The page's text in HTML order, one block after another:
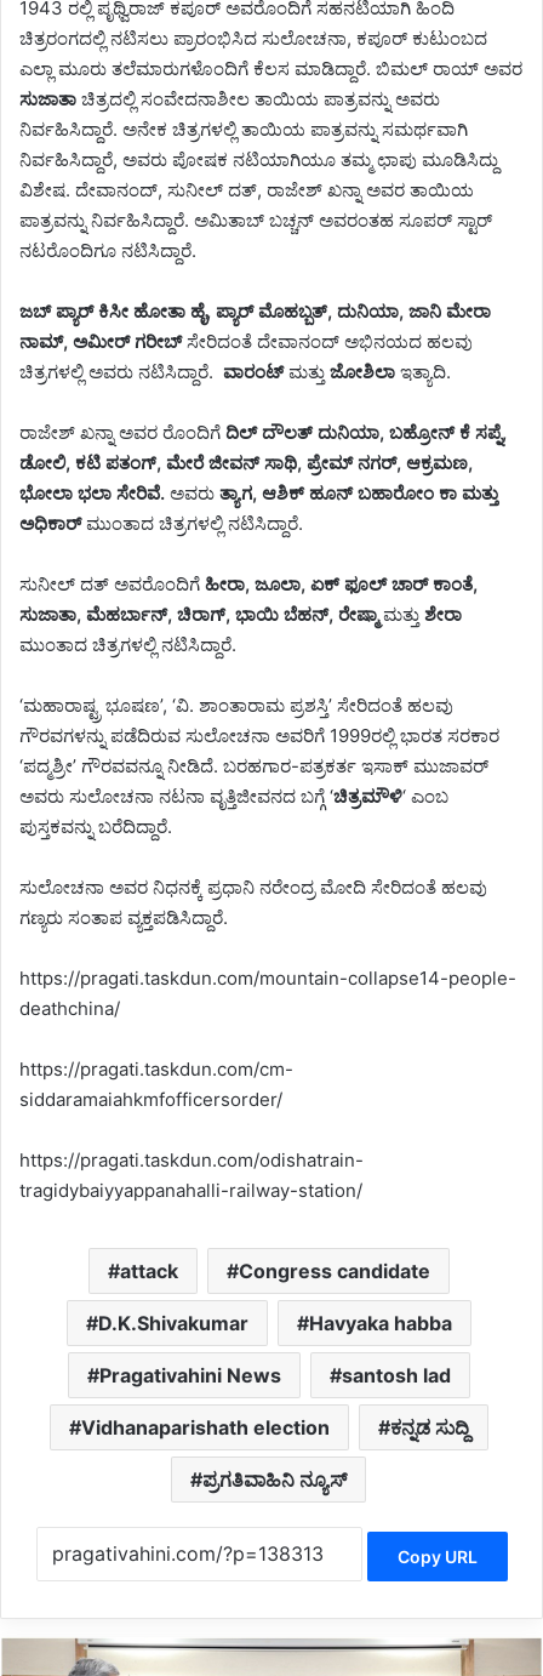
1943 ರಲ್ಲಿ ಪೃಥ್ವಿರಾಜ್ ಕಪೂರ್ ಅವರೊಂದಿಗೆ ಸಹನಟಿಯಾಗಿ ಹಿಂದಿ
ಚಿತ್ರರಂಗದಲ್ಲಿ ನಟಿಸಲು ಪ್ರಾರಂಭಿಸಿದ ಸುಲೋಚನಾ, ಕಪೂರ್ ಕುಟುಂಬದ
ಎಲ್ಲಾ ಮೂರು ತಲೆಮಾರುಗಳೊಂದಿಗೆ ಕೆಲಸ ಮಾಡಿದ್ದಾರೆ. ಬಿಮಲ್ ರಾಯ್ ಅವರ
ಸುಜಾತಾ ಚಿತ್ರದಲ್ಲಿ ಸಂವೇದನಾಶೀಲ ತಾಯಿಯ ಪಾತ್ರವನ್ನು ಅವರು
ನಿರ್ವಹಿಸಿದ್ದಾರೆ. ಅನೇಕ ಚಿತ್ರಗಳಲ್ಲಿ ತಾಯಿಯ ಪಾತ್ರವನ್ನು ಸಮರ್ಥವಾಗಿ
ನಿರ್ವಹಿಸಿದ್ದಾರೆ, ಅವರು ಪೋಷಕ ನಟಿಯಾಗಿಯೂ ತಮ್ಮ ಛಾಪು ಮೂಡಿಸಿದ್ದು
ವಿಶೇಷ. ದೇವಾನಂದ್, ಸುನೀಲ್ ದತ್, ರಾಜೇಶ್ ಖನ್ನಾ ಅವರ ತಾಯಿಯ
ಪಾತ್ರವನ್ನು ನಿರ್ವಹಿಸಿದ್ದಾರೆ. ಅಮಿತಾಬ್ ಬಚ್ಚನ್ ಅವರಂತಹ ಸೂಪರ್ ಸ್ಟಾರ್
ನಟರೊಂದಿಗೂ ನಟಿಸಿದ್ದಾರೆ.
ಜಬ್ ಪ್ಯಾರ್ ಕಿಸೀ ಹೋತಾ ಹೈ, ಪ್ಯಾರ್ ಮೊಹಬ್ಬತ್, ದುನಿಯಾ, ಜಾನಿ ಮೇರಾ
ನಾಮ್, ಅಮೀರ್ ಗರೀಬ್ಸೇರಿದಂತೆ ದೇವಾನಂದ್ ಅಭಿನಯದ ಹಲವು
ಚಿತ್ರಗಳಲ್ಲಿ ಅವರು ನಟಿಸಿದ್ದಾರೆ. ವಾರಂಟ್ಮತ್ತು ಜೋಶಿಲಾ ಇತ್ಯಾದಿ.
ರಾಜೇಶ್ ಖನ್ನಾ ಅವರ ರೊಂದಿಗೆ ದಿಲ್ ದೌಲತ್ ದುನಿಯಾ, ಬಹ್ರೋನ್ ಕೆ ಸಪ್ನೆ,
ಡೋಲಿ, ಕಟಿ ಪತಂಗ್, ಮೇರೆ ಜೀವನ್ ಸಾಥಿ, ಪ್ರೇಮ್ ನಗರ್, ಆಕ್ರಮಣ,
ಭೋಲಾ ಭಲಾ ಸೇರಿವೆ. ಅವರು ತ್ಯಾಗ, ಆಶಿಕ್ ಹೂನ್ ಬಹಾರೋಂ ಕಾ ಮತ್ತು
ಅಧಿಕಾರ್ಮುಂತಾದ ಚಿತ್ರಗಳಲ್ಲಿ ನಟಿಸಿದ್ದಾರೆ.
ಸುನೀಲ್ ದತ್ ಅವರೊಂದಿಗೆ ಹೀರಾ, ಜೂಲಾ, ಏಕ್ ಫೂಲ್ ಚಾರ್ ಕಾಂತೆ,
ಸುಜಾತಾ, ಮೆಹರ್ಬಾನ್, ಚಿರಾಗ್, ಭಾಯಿ ಬೆಹನ್, ರೇಷ್ಮಾಮತ್ತು ಶೇರಾ
ಮುಂತಾದ ಚಿತ್ರಗಳಲ್ಲಿ ನಟಿಸಿದ್ದಾರೆ.
‘ಮಹಾರಾಷ್ಟ್ರ ಭೂಷಣ’, ‘ವಿ. ಶಾಂತಾರಾಮ ಪ್ರಶಸ್ತಿ’ ಸೇರಿದಂತೆ ಹಲವು
ಗೌರವಗಳನ್ನು ಪಡೆದಿರುವ ಸುಲೋಚನಾ ಅವರಿಗೆ 1999ರಲ್ಲಿ ಭಾರತ ಸರಕಾರ
‘ಪದ್ಮಶ್ರೀ’ ಗೌರವವನ್ನೂ ನೀಡಿದೆ. ಬರಹಗಾರ-ಪತ್ರಕರ್ತ ಇಸಾಕ್ ಮುಜಾವರ್
ಅವರು ಸುಲೋಚನಾ ನಟನಾ ವೃತ್ತಿಜೀವನದ ಬಗ್ಗೆ ‘ಚಿತ್ರಮೌಳಿ‘ ಎಂಬ
ಪುಸ್ತಕವನ್ನು ಬರೆದಿದ್ದಾರೆ.
ಸುಲೋಚನಾ ಅವರ ನಿಧನಕ್ಕೆ ಪ್ರಧಾನಿ ನರೇಂದ್ರ ಮೋದಿ ಸೇರಿದಂತೆ ಹಲವು
ಗಣ್ಯರು ಸಂತಾಪ ವ್ಯಕ್ತಪಡಿಸಿದ್ದಾರೆ.
https://pragati.taskdun.com/mountain-collapse14-people-
deathchina/
https://pragati.taskdun.com/cm-
siddaramaiahkmfofficersorder/
https://pragati.taskdun.com/odishatrain-
tragidybaiyyappanahalli-railway-station/
attack Congress candidate
D.K.Shivakumar Havyaka habba
Pragativahini News santosh lad
Vidhanaparishath election ಕನ್ನಡ ಸುದ್ದಿ
ಪ್ರಗತಿವಾಹಿನಿ ನ್ಯೂಸ್
Copy URL